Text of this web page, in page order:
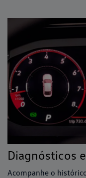
Diagnósticos
Acompanhe o